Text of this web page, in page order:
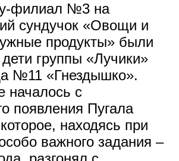
филиал №3 на
сундучок «Овощи и
продукты» были
группы «Лучики»
№11 «Гнездышко».
началось с
появления Пугала
находясь при
важного задания –